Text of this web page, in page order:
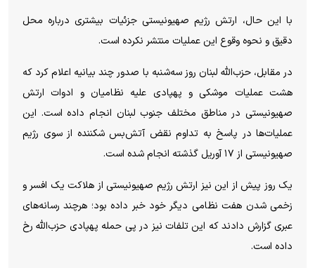
با این حال، ارتش رژیم صهیونیستی جزئیات بیشتری درباره محل
دقیق و نحوه وقوع این عملیات منتشر نکرده است.
در مقابل، حزب‌الله لبنان روز سه‌شنبه با صدور چند بیانیه اعلام کرد که
هشت عملیات موشکی و پهپادی علیه نظامیان و ادوات ارتش
صهیونیستی در مناطق مختلف جنوب لبنان انجام داده است. این
عملیات‌ها در پاسخ به تداوم نقض آتش‌بس شکننده از سوی رژیم
صهیونیستی از ۱۷ آوریل گذشته انجام شده است.
یک روز پیش از این نیز ارتش رژیم صهیونیستی از هلاکت یک افسر و
زخمی شدن هفت نظامی دیگر خود خبر داده بود؛ هرچند رسانه‌های
عبری گزارش دادند که این تلفات نیز در پی حمله پهپادی حزب‌الله رخ
داده است.